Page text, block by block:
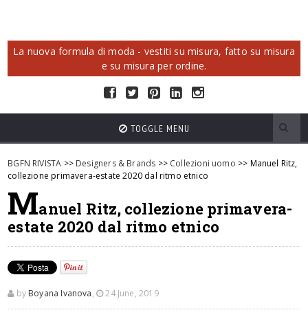
La nuova formula di moda - vestiti su misura, fatto su misura
e su misura per ordine.
TOGGLE MENU
BGFN RIVISTA >> Designers & Brands >> Collezioni uomo >> Manuel Ritz,
collezione primavera-estate 2020 dal ritmo etnico
Manuel Ritz, collezione primavera-
estate 2020 dal ritmo etnico
by Boyana Ivanova, 24 June, 2019